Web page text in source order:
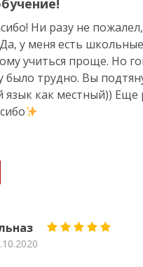
Ни разу не
Да, у меня есть школьные
учиться проще. Но
было трудно. Вы
язык как местный)) Еще